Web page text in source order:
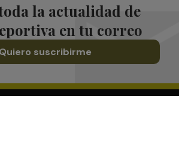
la actualidad de
en tu correo
Quiero suscribirme